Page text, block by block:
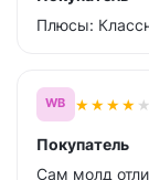
Плюсы:
WB ★★★★ ★
Покупатель
Сам молд